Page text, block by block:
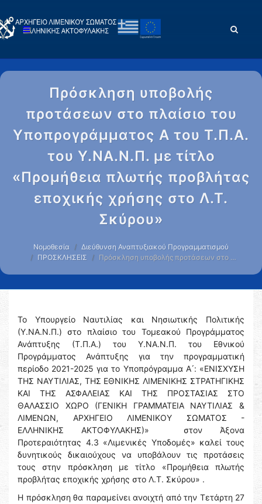
Πρόσκληση υποβολής
προτάσεων στο πλαίσιο του
Υποπρογράμματος Α του Τ.Π.Α.
του Υ.ΝΑ.Ν.Π. με τίτλο
«Προμήθεια πλωτής προβλήτας
εποχικής χρήσης στο Λ.Τ.
Σκύρου»
Νομοθεσία
Διεύθυνση Αναπτυξιακού Προγραμματισμού
ΠΡΟΣΚΛΗΣΕΙΣ
Πρόσκληση υποβολής προτάσεων στο …
Το Υπουργείο Ναυτιλίας και Νησιωτικής Πολιτικής
(Υ.ΝΑ.Ν.Π.) στο πλαίσιο του Τομεακού Προγράμματος
Ανάπτυξης (Τ.Π.Α.) του Υ.ΝΑ.Ν.Π. του Εθνικού
Προγράμματος Ανάπτυξης για την προγραμματική
περίοδο 2021-2025 για το Υποπρόγραμμα Α ́: «ΕΝΙΣΧΥΣΗ
ΤΗΣ ΝΑΥΤΙΛΙΑΣ, ΤΗΣ ΕΘΝΙΚΗΣ ΛΙΜΕΝΙΚΗΣ ΣΤΡΑΤΗΓΙΚΗΣ
ΚΑΙ ΤΗΣ ΑΣΦΑΛΕΙΑΣ ΚΑΙ ΤΗΣ ΠΡΟΣΤΑΣΙΑΣ ΣΤΟ
ΘΑΛΑΣΣΙΟ ΧΩΡΟ (ΓΕΝΙΚΗ ΓΡΑΜΜΑΤΕΙΑ ΝΑΥΤΙΛΙΑΣ &
ΛΙΜΕΝΩΝ, ΑΡΧΗΓΕΙΟ ΛΙΜΕΝΙΚΟΥ ΣΩΜΑΤΟΣ -
ΕΛΛΗΝΙΚΗΣ ΑΚΤΟΦΥΛΑΚΗΣ)» στον Άξονα
Προτεραιότητας 4.3 «Λιμενικές Υποδομές» καλεί τους
δυνητικούς δικαιούχους να υποβάλουν τις προτάσεις
τους στην πρόσκληση με τίτλο «Προμήθεια πλωτής
προβλήτας εποχικής χρήσης στο Λ.Τ. Σκύρου» .
Η πρόσκληση θα παραμείνει ανοιχτή από την Τετάρτη 27